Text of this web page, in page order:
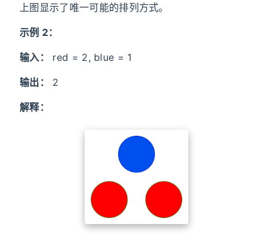
上图显示了唯一可能的排列方式。
示例 2：
输入： red = 2, blue = 1
输出： 2
解释：